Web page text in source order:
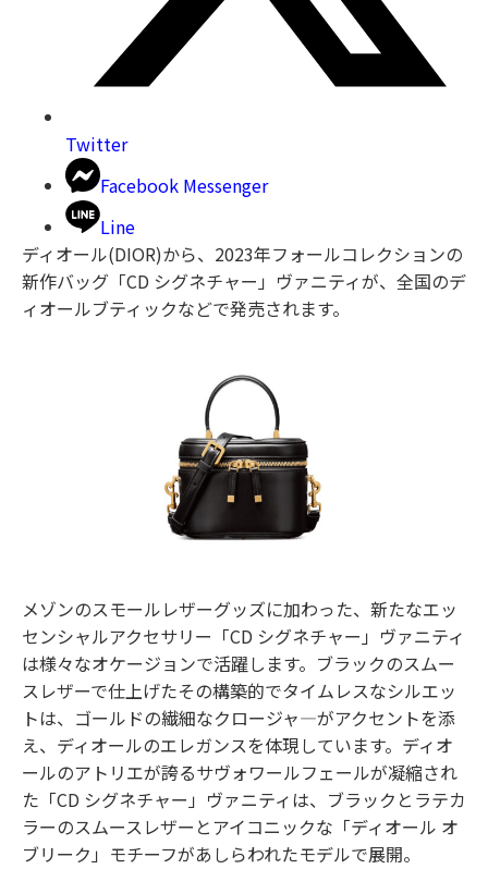
Twitter
Facebook Messenger
Line
ディオール(DIOR)から、2023年フォールコレクションの
新作バッグ「CD シグネチャー」ヴァニティが、全国のデ
ィオールブティックなどで発売されます。
メゾンのスモールレザーグッズに加わった、新たなエッ
センシャルアクセサリー「CD シグネチャー」ヴァニティ
は様々なオケージョンで活躍します。ブラックのスムー
スレザーで仕上げたその構築的でタイムレスなシルエッ
トは、ゴールドの繊細なクロージャ―がアクセントを添
え、ディオールのエレガンスを体現しています。ディオ
ールのアトリエが誇るサヴォワールフェールが凝縮され
た「CD シグネチャー」ヴァニティは、ブラックとラテカ
ラーのスムースレザーとアイコニックな「ディオール オ
ブリーク」モチーフがあしらわれたモデルで展開。